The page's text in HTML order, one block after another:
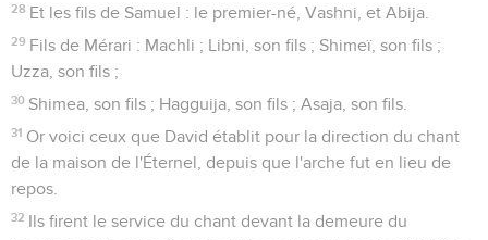
28 Et les fils de Samuel : le premier-né, Vashni, et Abija.
29 Fils de Mérari : Machli ; Libni, son fils ; Shimeï, son fils ;
Uzza, son fils ;
30 Shimea, son fils ; Hagguija, son fils ; Asaja, son fils.
31 Or voici ceux que David établit pour la direction du chant
de la maison de l'Éternel, depuis que l'arche fut en lieu de
repos.
32 Ils firent le service du chant devant la demeure du